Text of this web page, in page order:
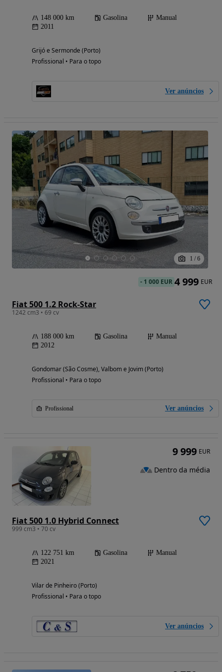
148 000 km Gasolina
Manual
2011
Grijó e Sermonde (Porto)
Profissional • Para o topo
Ver anúncios
1 / 6
Fiat 500 1.2 Rock-Star
1242 cm3 • 69 cv
188 000 km Gasolina
Manual
2012
Gondomar (São Cosme), Valbom e Jovim (Porto)
Profissional • Para o topo
Profissional Ver anúncios
- 1 000 EUR 4 999 EUR
Fiat 500 1.0 Hybrid Connect
999 cm3 • 70 cv
122 751 km Gasolina
Manual
2021
Vilar de Pinheiro (Porto)
Profissional • Para o topo
Ver anúncios
9 999 EUR
Dentro da média